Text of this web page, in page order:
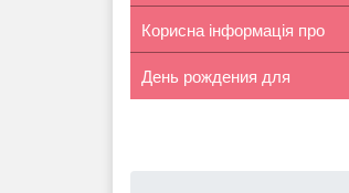
особен...
Корисна інформація про
розлучен...
День рождения для